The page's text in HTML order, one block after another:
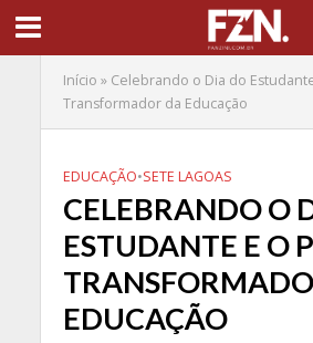
Início » Celebrando o Dia do
Transformador da Educação
EDUCAÇÃO•SETE LAGOAS
CELEBRANDO O
ESTUDANTE E O
EDUCAÇÃO